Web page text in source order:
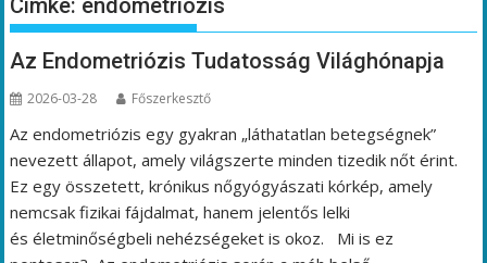
Címke: endometriózis
Az Endometriózis Tudatosság Világhónapja
2026-03-28 Főszerkesztő
Az endometriózis egy gyakran „láthatatlan betegségnek”
nevezett állapot, amely világszerte minden tizedik nőt érint.
Ez egy összetett, krónikus nőgyógyászati kórkép, amely
nemcsak fizikai fájdalmat, hanem jelentős lelki
és életminőségbeli nehézségeket is okoz. Mi is ez